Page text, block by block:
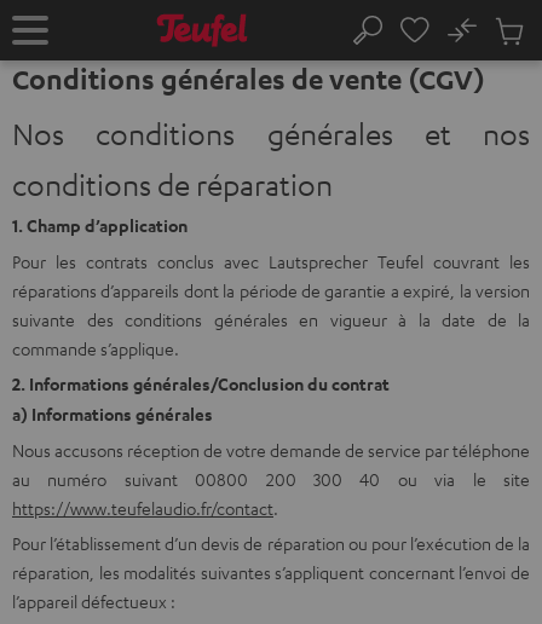
LE
Page
d’accueil
Rechercher
No
Conditions générales de vente (CGV)
Nos conditions générales et nos
conditions de réparation
1. Champ d’application
Pour les contrats conclus avec Lautsprecher Teufel couvrant les
réparations d’appareils dont la période de garantie a expiré, la version
suivante des conditions générales en vigueur à la date de la
commande s’applique.
2. Informations générales/Conclusion du contrat
a) Informations générales
Nous accusons réception de votre demande de service par téléphone
au numéro suivant 00800 200 300 40 ou via le site
https://www.teufelaudio.fr/contact.
Pour l’établissement d’un devis de réparation ou pour l’exécution de la
réparation, les modalités suivantes s’appliquent concernant l’envoi de
l’appareil défectueux :